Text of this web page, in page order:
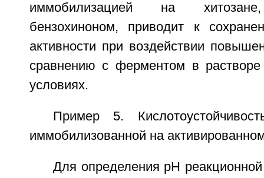
иммобилизацией на хитозане,
бензохиноном, приводит к
активности при воздействии
сравнению с ферментом в
условиях.
Пример 5.
иммобилизованной на
Для определения pH